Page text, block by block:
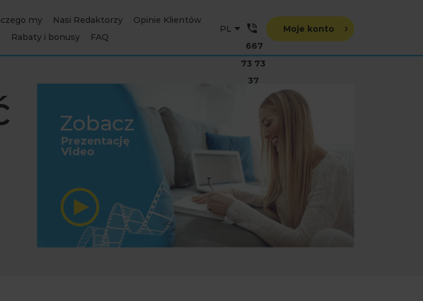
my Nasi Redaktorzy
Opinie Klientów
Rabaty i bonusy
FAQ
667
73 73
37
Moje konto
Zobacz
Prezentację
Video